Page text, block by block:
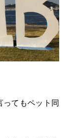
ってもペット同